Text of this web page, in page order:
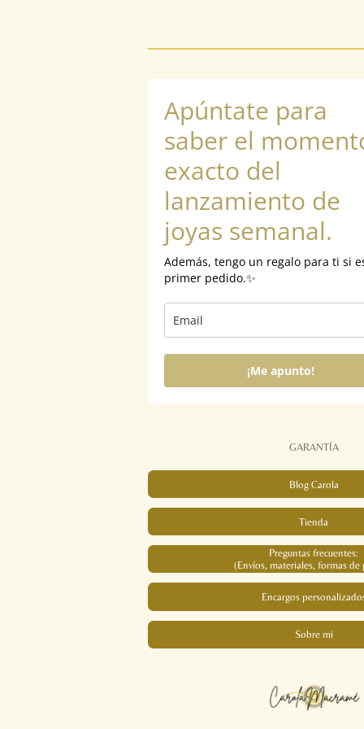
Apúntate para
saber el
exacto del
lanzamiento de
joyas semanal.
Además, tengo un regalo para ti si
primer pedido.✨
¡Me apunto!
GARANTÍA
Blog Carola
Tienda
Preguntas frecuentes:
(Envíos, materiales, formas de
Encargos
Sobre mi